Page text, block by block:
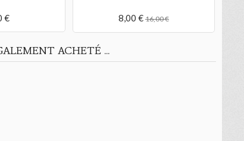
€ 8,00 € 16,00 €
ACHETÉ ...